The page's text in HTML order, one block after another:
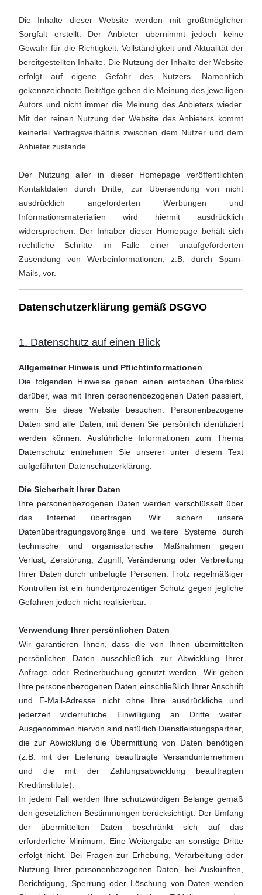
Die Inhalte dieser Website werden mit größtmöglicher
Sorgfalt erstellt. Der Anbieter übernimmt jedoch keine
Gewähr für die Richtigkeit, Vollständigkeit und Aktualität der
bereitgestellten Inhalte. Die Nutzung der Inhalte der Website
erfolgt auf eigene Gefahr des Nutzers. Namentlich
gekennzeichnete Beiträge geben die Meinung des jeweiligen
Autors und nicht immer die Meinung des Anbieters wieder.
Mit der reinen Nutzung der Website des Anbieters kommt
keinerlei Vertragsverhältnis zwischen dem Nutzer und dem
Anbieter zustande.
Der Nutzung aller in dieser Homepage veröffentlichten
Kontaktdaten durch Dritte, zur Übersendung von nicht
ausdrücklich angeforderten Werbungen und
Informationsmaterialien wird hiermit ausdrücklich
widersprochen. Der Inhaber dieser Homepage behält sich
rechtliche Schritte im Falle einer unaufgeforderten
Zusendung von Werbeinformationen, z.B. durch Spam-
Mails, vor.
Datenschutzerklärung gemäß DSGVO
1. Datenschutz auf einen Blick
Allgemeiner Hinweis und Pflichtinformationen
Die folgenden Hinweise geben einen einfachen Überblick
darüber, was mit Ihren personenbezogenen Daten passiert,
wenn Sie diese Website besuchen. Personenbezogene
Daten sind alle Daten, mit denen Sie persönlich identifiziert
werden können. Ausführliche Informationen zum Thema
Datenschutz entnehmen Sie unserer unter diesem Text
aufgeführten Datenschutzerklärung.
Die Sicherheit Ihrer Daten
Ihre personenbezogenen Daten werden verschlüsselt über
das Internet übertragen. Wir sichern unsere
Datenübertragungsvorgänge und weitere Systeme durch
technische und organisatorische Maßnahmen gegen
Verlust, Zerstörung, Zugriff, Veränderung oder Verbreitung
Ihrer Daten durch unbefugte Personen. Trotz regelmäßiger
Kontrollen ist ein hundertprozentiger Schutz gegen jegliche
Gefahren jedoch nicht realisierbar.
Verwendung Ihrer persönlichen Daten
Wir garantieren Ihnen, dass die von Ihnen übermittelten
persönlichen Daten ausschließlich zur Abwicklung Ihrer
Anfrage oder Rednerbuchung genutzt werden. Wir geben
Ihre personenbezogenen Daten einschließlich Ihrer Anschrift
und E-Mail-Adresse nicht ohne Ihre ausdrückliche und
jederzeit widerrufliche Einwilligung an Dritte weiter.
Ausgenommen hiervon sind natürlich Dienstleistungspartner,
die zur Abwicklung die Übermittlung von Daten benötigen
(z.B. mit der Lieferung beauftragte Versandunternehmen
und die mit der Zahlungsabwicklung beauftragten
Kreditinstitute).
In jedem Fall werden Ihre schutzwürdigen Belange gemäß
den gesetzlichen Bestimmungen berücksichtigt. Der Umfang
der übermittelten Daten beschränkt sich auf das
erforderliche Minimum. Eine Weitergabe an sonstige Dritte
erfolgt nicht. Bei Fragen zur Erhebung, Verarbeitung oder
Nutzung Ihrer personenbezogenen Daten, bei Auskünften,
Berichtigung, Sperrung oder Löschung von Daten wenden